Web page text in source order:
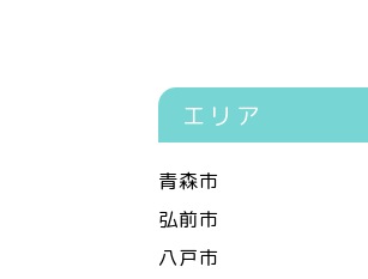
エリア
青森市
弘前市
八戸市